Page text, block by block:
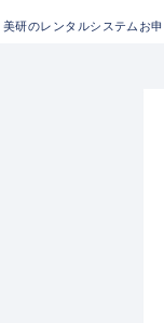
美研のレンタルシステムお